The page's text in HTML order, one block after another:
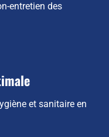
entretien des
et sanitaire en